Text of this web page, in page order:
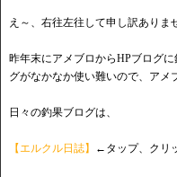
え～、右往左往して申し訳ありま
昨年末にアメブロからHPブログ
グがなかなか使い難いので、アメ
日々の釣果ブログは、
【エルクル日誌】 ←タップ、クリ